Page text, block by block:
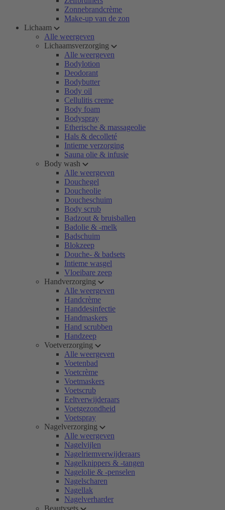
Zonnebrandcrème
Make-up van de zon
Lichaam
Alle weergeven
Lichaamsverzorging
Alle weergeven
Bodylotion
Deodorant
Bodybutter
Body oil
Cellulitis creme
Body foam
Bodyspray
Etherische & massageolie
Hals & decolleté
Intieme verzorging
Sauna olie & infusie
Body wash
Alle weergeven
Douchegel
Doucheolie
Doucheschuim
Body scrub
Badzout & bruisballen
Badolie & -melk
Badschuim
Blokzeep
Douche- & badsets
Intieme wasgel
Vloeibare zeep
Handverzorging
Alle weergeven
Handcrème
Handdesinfectie
Handmaskers
Hand scrubben
Handzeep
Voetverzorging
Alle weergeven
Voetenbad
Voetcrème
Voetmaskers
Voetscrub
Eeltverwijderaars
Voetgezondheid
Voetspray
Nagelverzorging
Alle weergeven
Nagelvijlen
Nagelriemverwijderaars
Nagelknippers & -tangen
Nagelolie & -penselen
Nagelscharen
Nagellak
Nagelverharder
Beautysets